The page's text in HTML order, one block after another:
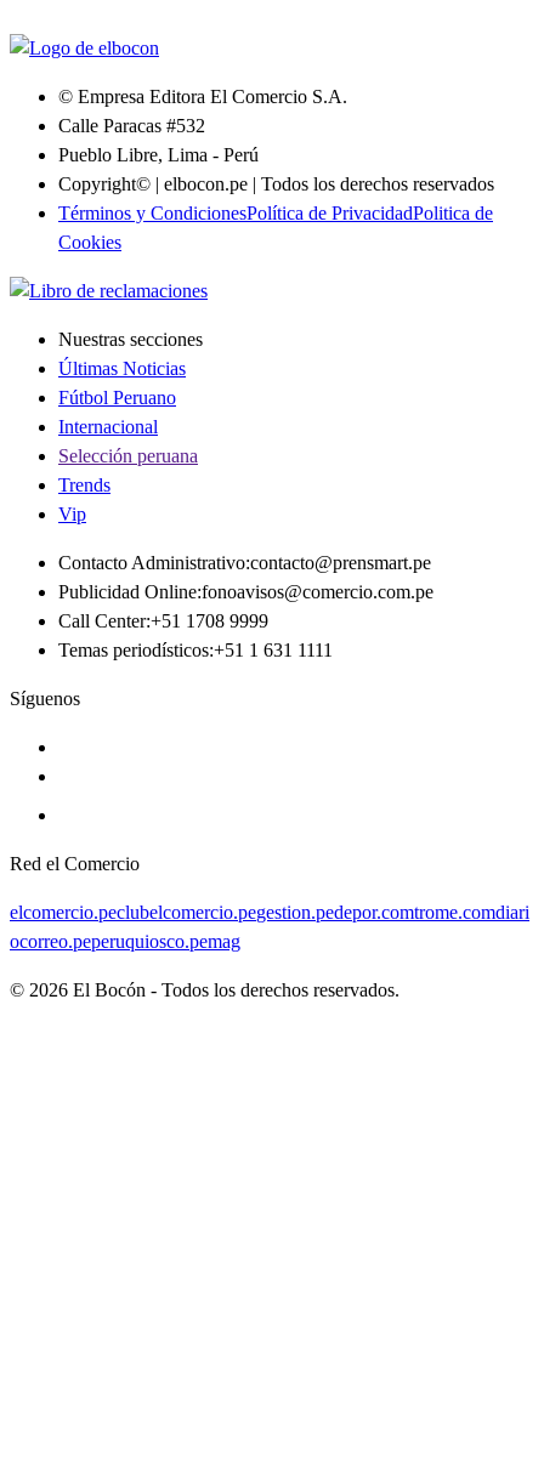
© Empresa Editora El Comercio S.A.
Calle Paracas #532
Pueblo Libre, Lima - Perú
Copyright© | elbocon.pe | Todos los derechos reservados
Términos y CondicionesPolítica de PrivacidadPolitica de
Cookies
Nuestras secciones
Últimas Noticias
Fútbol Peruano
Internacional
Selección peruana
Trends
Vip
Contacto Administrativo:contacto@prensmart.pe
Publicidad Online:fonoavisos@comercio.com.pe
Call Center:+51 1708 9999
Temas periodísticos:+51 1 631 1111
Síguenos
Red el Comercio
elcomercio.peclubelcomercio.pegestion.pedepor.comtrome.comdiari
ocorreo.peperuquiosco.pemag
© 2026 El Bocón - Todos los derechos reservados.